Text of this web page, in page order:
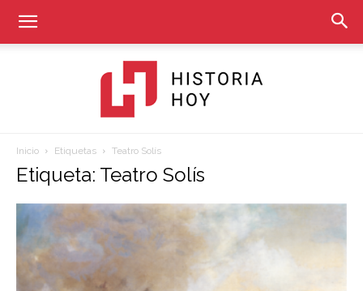
Hoy
Inicio Etiquetas Teatro Solís
Etiqueta: Teatro Solís